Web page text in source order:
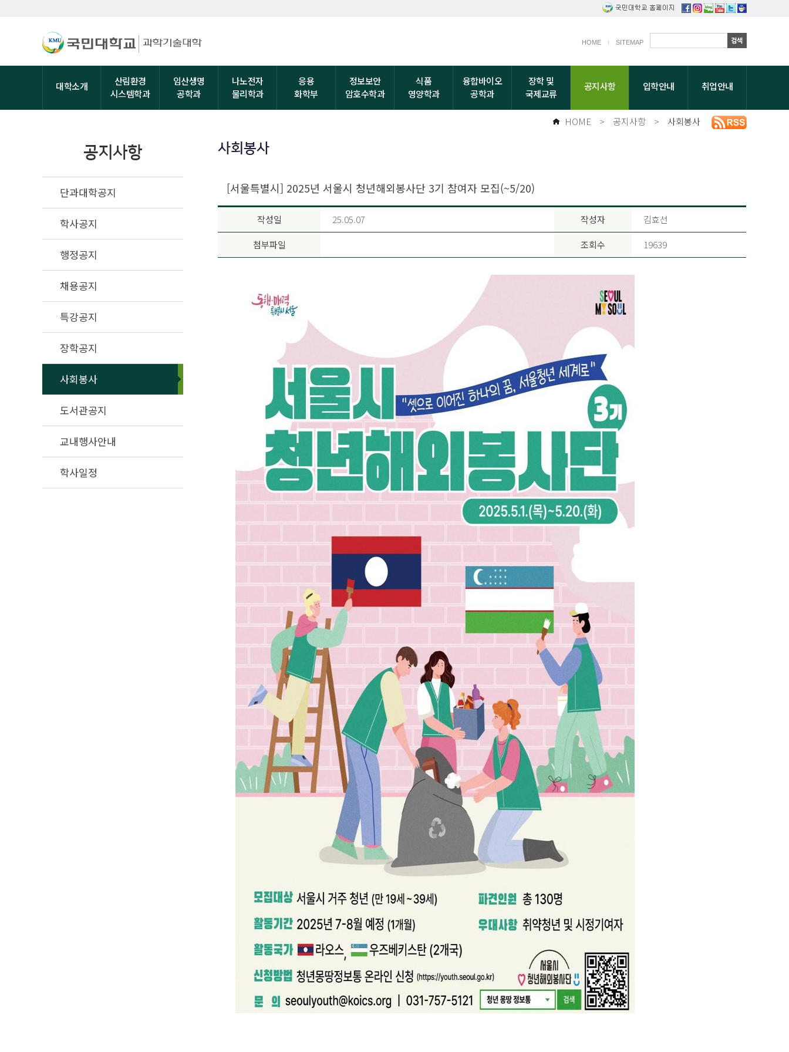
HOME SITEMAP
대학소개
산림환경
시스템학과
임산생명
공학과
나노전자
물리학과
응용
화학부
정보보안
암호수학과
식품
영양학과
융합바이오
공학과
장학 및
국제교류
공지사항 입학안내 취업안내
HOME > 공지사항 > 사회봉사
공지사항
단과대학공지
학사공지
행정공지
채용공지
특강공지
장학공지
사회봉사
도서관공지
교내행사안내
학사일정
사회봉사
[서울특별시] 2025년 서울시 청년해외봉사단 3기 참여자 모집(~5/20)
작성일 25.05.07 작성자 김효선
첨부파일 조회수 19639